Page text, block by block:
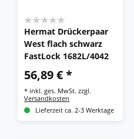
Hermat Drückerpaar
West flach schwarz
FastLock 1682L/4042
56,89 € *
* inkl. ges. MwSt. zzgl.
Versandkosten
Lieferzeit ca. 2-3 Werktage